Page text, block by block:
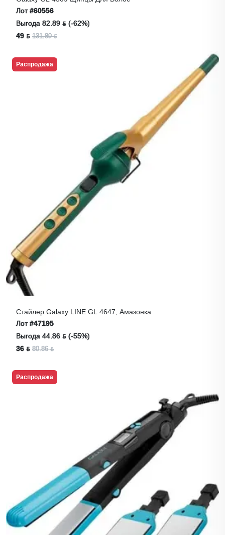
Лот#60556
Выгода 82.89 ƃ (-62%)
49 ƃ 131.89 ƃ
Распродажа
Стайлер Galaxy LINE GL 4647, Амазонка
Лот#47195
Выгода 44.86 ƃ (-55%)
36 ƃ 80.86 ƃ
Распродажа